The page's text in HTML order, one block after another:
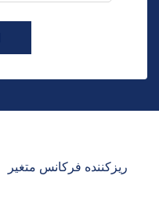
ریزکننده فرکانس متغیر